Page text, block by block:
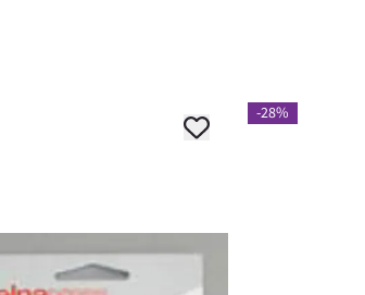
-28%